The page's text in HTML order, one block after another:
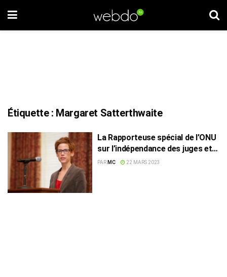
Étiquette : Margaret Satterthwaite
La Rapporteuse spécial de l’ONU
sur l’indépendance des juges et
des avocats bientôt en Tunisie
PAR MC 22 MARS 2023